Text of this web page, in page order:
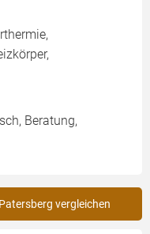
Beratung,
vergleichen